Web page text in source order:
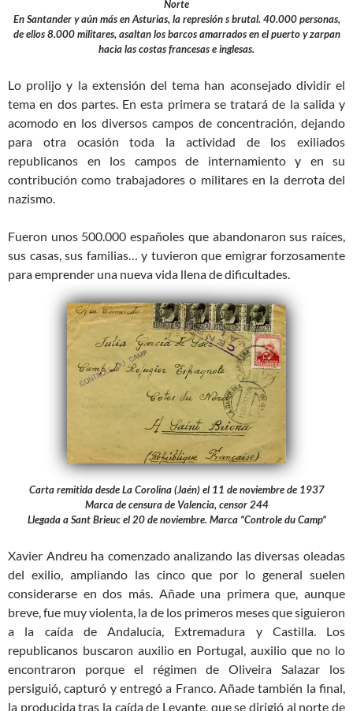
Norte
En Santander y aún más en Asturias, la represión s brutal. 40.000 personas,
de ellos 8.000 militares, asaltan los barcos amarrados en el puerto y zarpan
hacia las costas francesas e inglesas.
Lo prolijo y la extensión del tema han aconsejado dividir el
tema en dos partes. En esta primera se tratará de la salida y
acomodo en los diversos campos de concentración, dejando
para otra ocasión toda la actividad de los exiliados
republicanos en los campos de internamiento y en su
contribución como trabajadores o militares en la derrota del
nazismo.
Fueron unos 500.000 españoles que abandonaron sus raíces,
sus casas, sus familias… y tuvieron que emigrar forzosamente
para emprender una nueva vida llena de dificultades.
Carta remitida desde La Corolina (Jaén) el 11 de noviembre de 1937
Marca de censura de Valencia, censor 244
Llegada a Sant Brieuc el 20 de noviembre. Marca “Controle du Camp”
Xavier Andreu ha comenzado analizando las diversas oleadas
del exilio, ampliando las cinco que por lo general suelen
considerarse en dos más. Añade una primera que, aunque
breve, fue muy violenta, la de los primeros meses que siguieron
a la caída de Andalucía, Extremadura y Castilla. Los
republicanos buscaron auxilio en Portugal, auxilio que no lo
encontraron porque el régimen de Oliveira Salazar los
persiguió, capturó y entregó a Franco. Añade también la final,
la producida tras la caída de Levante, que se dirigió al norte de